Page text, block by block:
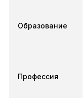
Образование
Профессия